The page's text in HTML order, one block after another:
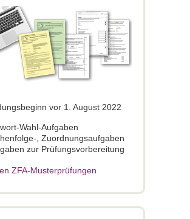
vor 1. August 2022
Wahl-Aufgaben
, Zuordnungsaufgaben
zur Prüfungsvorbereitung
ZFA-Musterprüfungen